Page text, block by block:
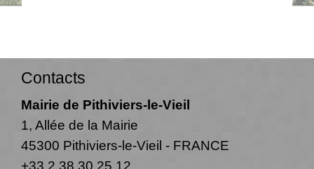
Contacts
Mairie de Pithiviers-le-Vieil
1, Allée de la Mairie
45300 Pithiviers-le-Vieil - FRANCE
+33 2 38 30 25 12